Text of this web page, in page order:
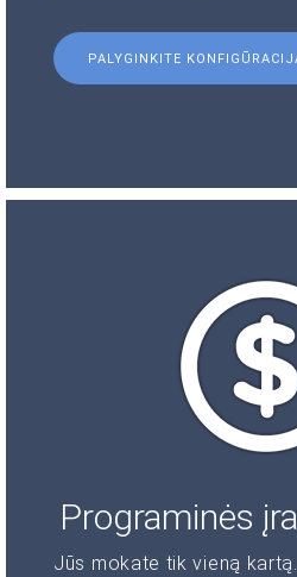
PALYGINKITE
Programinės
Jūs mokate tik vieną